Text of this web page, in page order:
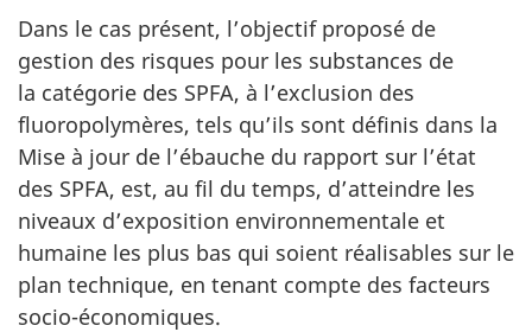
Dans le cas présent, l’objectif proposé de
gestion des risques pour les substances de
la catégorie des SPFA, à l’exclusion des
fluoropolymères, tels qu’ils sont définis dans la
Mise à jour de l’ébauche du rapport sur l’état
des SPFA, est, au fil du temps, d’atteindre les
niveaux d’exposition environnementale et
humaine les plus bas qui soient réalisables sur le
plan technique, en tenant compte des facteurs
socio-économiques.